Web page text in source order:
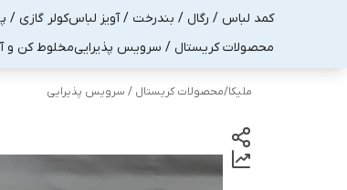
کمد لباس / رگال / بندرخت / آویز لباسکولر گازی /
محصولات کریستال / سرویس پذیراییمخلوط کن و
ملیکا/محصولات کریستال / سرویس پذیرایی